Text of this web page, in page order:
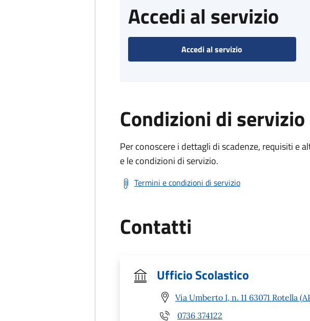
Accedi al servizio
Accedi al servizio
Condizioni di servizio
Per conoscere i dettagli di scadenze, requisiti e
e le condizioni di servizio.
Termini e condizioni di servizio
Contatti
Ufficio Scolastico
Via Umberto I, n. 11 63071 Rotella
0736 374122